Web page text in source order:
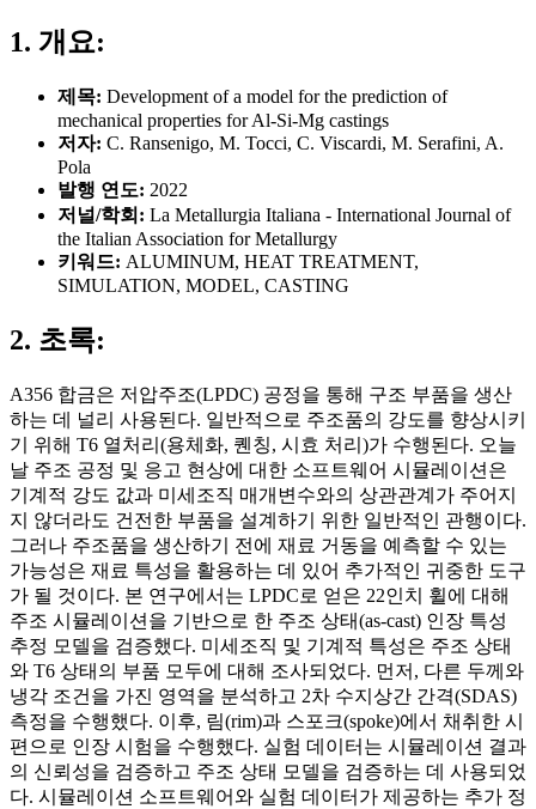
1. 개요:
제목: Development of a model for the prediction of
mechanical properties for Al-Si-Mg castings
저자: C. Ransenigo, M. Tocci, C. Viscardi, M. Serafini, A.
Pola
발행 연도: 2022
저널/학회: La Metallurgia Italiana - International Journal of
the Italian Association for Metallurgy
키워드: ALUMINUM, HEAT TREATMENT,
SIMULATION, MODEL, CASTING
2. 초록:
A356 합금은 저압주조(LPDC) 공정을 통해 구조 부품을 생산
하는 데 널리 사용된다. 일반적으로 주조품의 강도를 향상시키
기 위해 T6 열처리(용체화, 퀜칭, 시효 처리)가 수행된다. 오늘
날 주조 공정 및 응고 현상에 대한 소프트웨어 시뮬레이션은
기계적 강도 값과 미세조직 매개변수와의 상관관계가 주어지
지 않더라도 건전한 부품을 설계하기 위한 일반적인 관행이다.
그러나 주조품을 생산하기 전에 재료 거동을 예측할 수 있는
가능성은 재료 특성을 활용하는 데 있어 추가적인 귀중한 도구
가 될 것이다. 본 연구에서는 LPDC로 얻은 22인치 휠에 대해
주조 시뮬레이션을 기반으로 한 주조 상태(as-cast) 인장 특성
추정 모델을 검증했다. 미세조직 및 기계적 특성은 주조 상태
와 T6 상태의 부품 모두에 대해 조사되었다. 먼저, 다른 두께와
냉각 조건을 가진 영역을 분석하고 2차 수지상간 간격(SDAS)
측정을 수행했다. 이후, 림(rim)과 스포크(spoke)에서 채취한 시
편으로 인장 시험을 수행했다. 실험 데이터는 시뮬레이션 결과
의 신뢰성을 검증하고 주조 상태 모델을 검증하는 데 사용되었
다. 시뮬레이션 소프트웨어와 실험 데이터가 제공하는 추가 정